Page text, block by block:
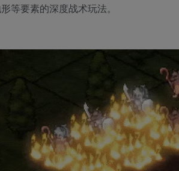
等要素的深度战术玩法。